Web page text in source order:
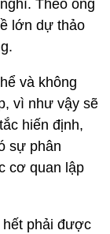
Theo ông
lớn dự thảo
và không
vì như vậy sẽ
hiến định,
sự phân
cơ quan lập
phải được